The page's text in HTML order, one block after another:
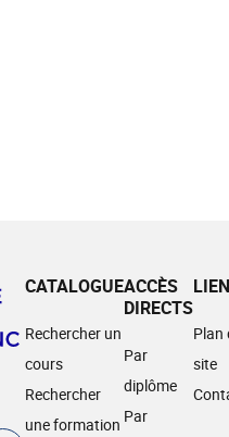
CATALOGUE
Rechercher un
cours
Rechercher
une formation
ACCÈS
DIRECTS
Par
diplôme
Par
Plan
site